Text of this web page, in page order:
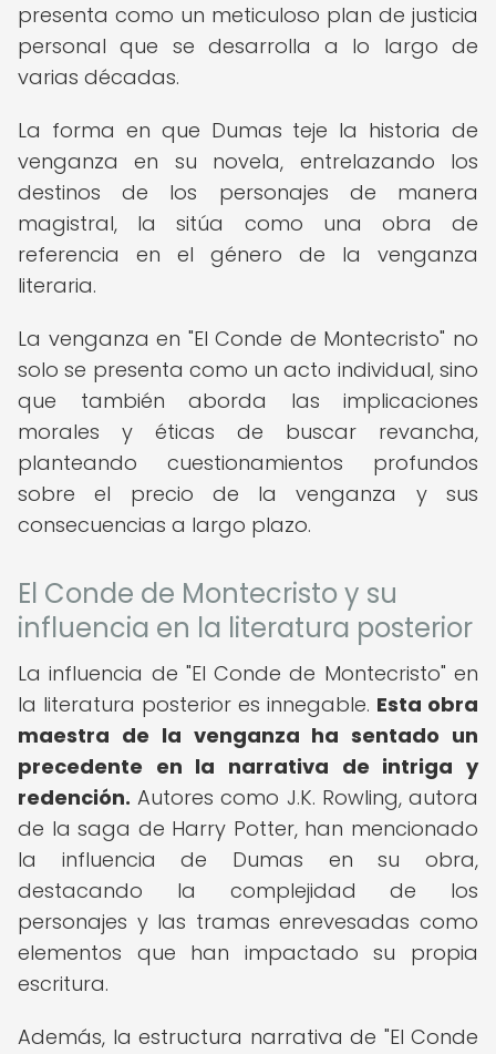
presenta como un meticuloso plan de justicia
personal que se desarrolla a lo largo de
varias décadas.
La forma en que Dumas teje la historia de
venganza en su novela, entrelazando los
destinos de los personajes de manera
magistral, la sitúa como una obra de
referencia en el género de la venganza
literaria.
La venganza en "El Conde de Montecristo" no
solo se presenta como un acto individual, sino
que también aborda las implicaciones
morales y éticas de buscar revancha,
planteando cuestionamientos profundos
sobre el precio de la venganza y sus
consecuencias a largo plazo.
El Conde de Montecristo y su
influencia en la literatura posterior
La influencia de "El Conde de Montecristo" en
la literatura posterior es innegable. Esta obra
maestra de la venganza ha sentado un
precedente en la narrativa de intriga y
redención. Autores como J.K. Rowling, autora
de la saga de Harry Potter, han mencionado
la influencia de Dumas en su obra,
destacando la complejidad de los
personajes y las tramas enrevesadas como
elementos que han impactado su propia
escritura.
Además, la estructura narrativa de "El Conde